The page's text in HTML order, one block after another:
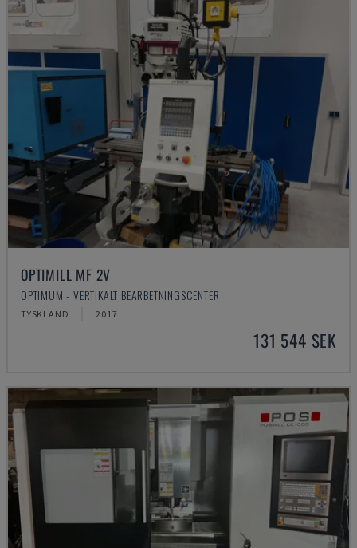
OPTIMILL MF 2V
OPTIMUM - VERTIKALT BEARBETNINGSCENTER
TYSKLAND 2017
131 544 SEK